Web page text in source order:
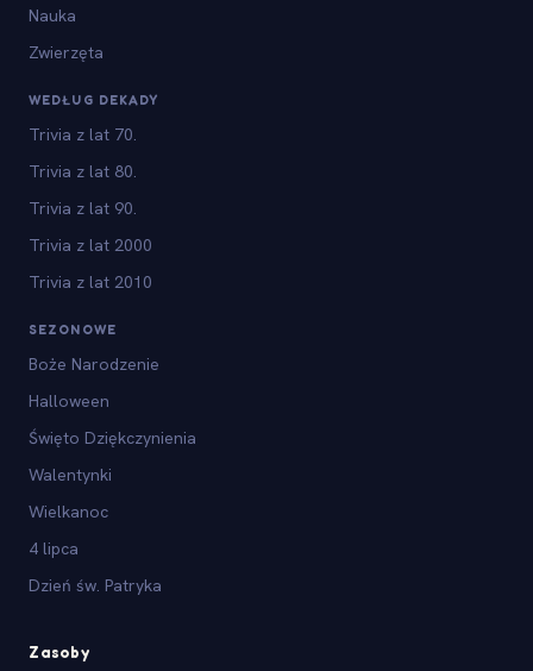
Nauka
Zwierzęta
WEDŁUG DEKADY
Trivia z lat 70.
Trivia z lat 80.
Trivia z lat 90.
Trivia z lat 2000
Trivia z lat 2010
SEZONOWE
Boże Narodzenie
Halloween
Święto Dziękczynienia
Walentynki
Wielkanoc
4 lipca
Dzień św. Patryka
Zasoby